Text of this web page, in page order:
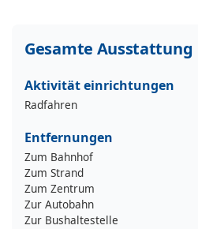
Gesamte Ausstattung
Aktivität einrichtungen
Radfahren
Entfernungen
Zum Bahnhof
Zum Strand
Zum Zentrum
Zur Autobahn
Zur Bushaltestelle